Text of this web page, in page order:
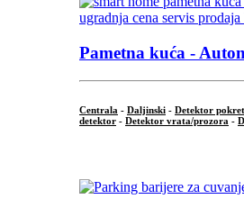
Pametna kuća -
Centrala - Daljinski - Detektor
detektor - Detektor vrata/prozora -